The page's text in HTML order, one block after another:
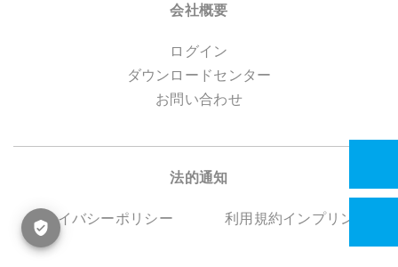
会社概要
ログイン
ダウンロードセンター
お問い合わせ
法的通知
プライバシーポリシー 利用規約インプリント